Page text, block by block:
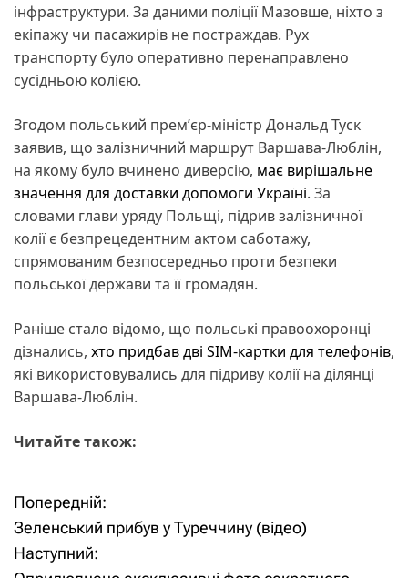
інфраструктури. За даними поліції Мазовше, ніхто з
екіпажу чи пасажирів не постраждав. Рух
транспорту було оперативно перенаправлено
сусідньою колією.
Згодом польський премʼєр-міністр Дональд Туск
заявив, що залізничний маршрут Варшава-Люблін,
на якому було вчинено диверсію, має вирішальне
значення для доставки допомоги Україні. За
словами глави уряду Польщі, підрив залізничної
колії є безпрецедентним актом саботажу,
спрямованим безпосередньо проти безпеки
польської держави та її громадян.
Раніше стало відомо, що польські правоохоронці
дізнались, хто придбав дві SIM-картки для телефонів,
які використовувались для підриву колії на ділянці
Варшава-Люблін.
Читайте також:
Н
а
Попередній:
Зеленський прибув у Туреччину (відео)
Наступний: